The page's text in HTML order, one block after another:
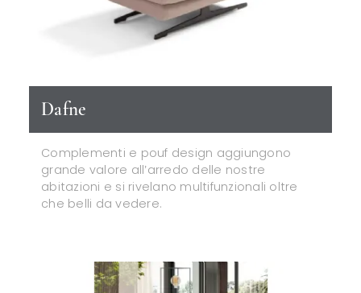
Dafne
Complementi e pouf design aggiungono
grande valore all’arredo delle nostre
abitazioni e si rivelano multifunzionali oltre
che belli da vedere.